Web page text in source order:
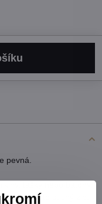
pevná.
ni našijete suchý zip.